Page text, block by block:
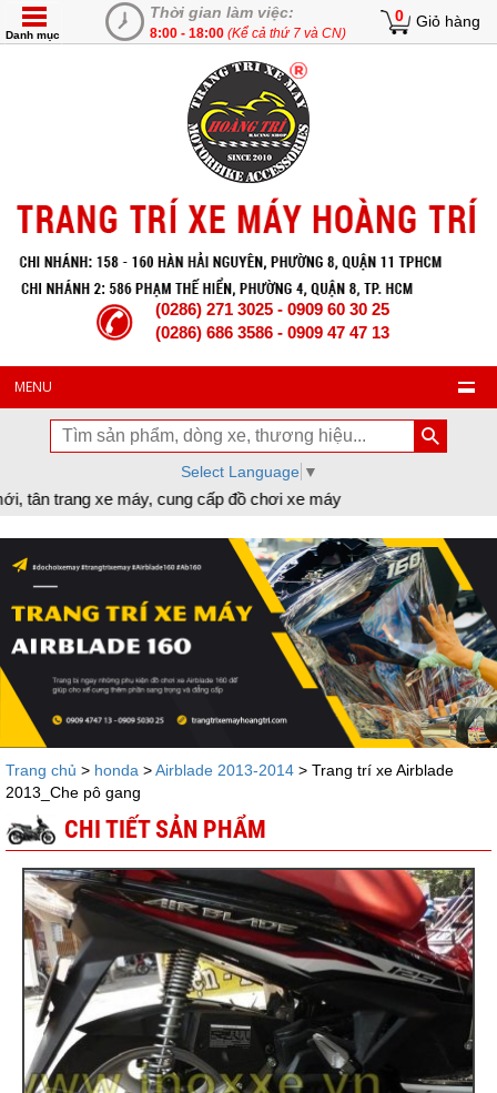
Thời gian làm việc:
8:00 - 18:00 (Kể cả thứ 7 và CN)
0 Giỏ hàng
Danh mục
(0286) 271 3025 - 0909 60 30 25
(0286) 686 3586 - 0909 47 47 13
MENU
Select Language ▼
xe máy, cung cấp đồ chơi xe máy
Trang chủ > honda >Airblade 2013-2014 > Trang trí xe Airblade
2013_Che pô gang
CHI TIẾT SẢN PHẨM